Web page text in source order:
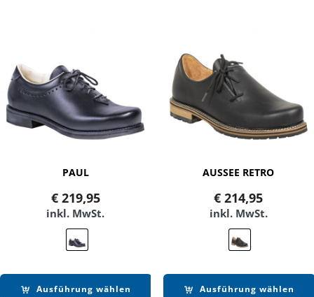
PAUL
€219,95
inkl. MwSt.
Ausführung wählen
AUSSEE RETRO
€ 214,95
inkl. MwSt.
Ausführung wählen